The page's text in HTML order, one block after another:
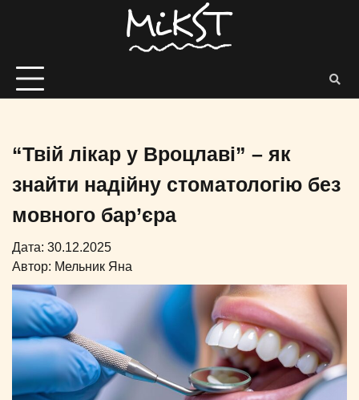
“Твій лікар у Вроцлаві” – як
знайти надійну стоматологію без
мовного бар’єра
Дата: 30.12.2025
Автор: Мельник Яна